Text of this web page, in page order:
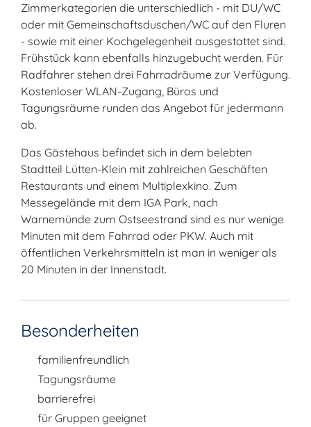
Zimmerkategorien die unterschiedlich - mit DU/WC
oder mit Gemeinschaftsduschen/WC auf den Fluren
- sowie mit einer Kochgelegenheit ausgestattet sind.
Frühstück kann ebenfalls hinzugebucht werden. Für
Radfahrer stehen drei Fahrradräume zur Verfügung.
Kostenloser WLAN-Zugang, Büros und
Tagungsräume runden das Angebot für jedermann
ab.
Das Gästehaus befindet sich in dem belebten
Stadtteil Lütten-Klein mit zahlreichen Geschäften
Restaurants und einem Multiplexkino. Zum
Messegelände mit dem IGA Park, nach
Warnemünde zum Ostseestrand sind es nur wenige
Minuten mit dem Fahrrad oder PKW. Auch mit
öffentlichen Verkehrsmitteln ist man in weniger als
20 Minuten in der Innenstadt.
Besonderheiten
familienfreundlich
Tagungsräume
barrierefrei
für Gruppen geeignet